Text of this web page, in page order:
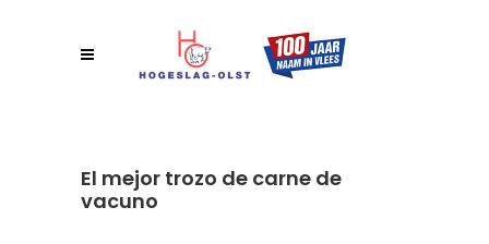
El mejor trozo de carne de
vacuno